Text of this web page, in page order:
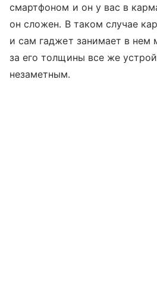
смартфоном и он у вас в
он сложен. В таком случае
и сам гаджет занимает в нем
за его толщины все же
незаметным.